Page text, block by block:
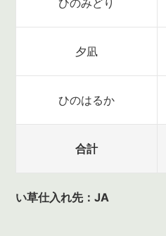
ひのみどり
夕凪
ひのはるか
合計
い草仕入れ先：JA